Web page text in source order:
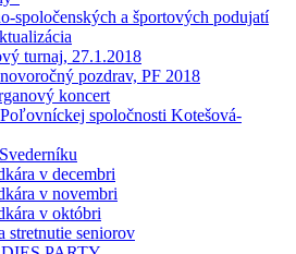
spoločenských a športových podujatí
turnaj, 27.1.2018
pozdrav, PF 2018
koncert
spoločnosti Kotešová-
v decembri
v novembri
v októbri
stretnutie seniorov